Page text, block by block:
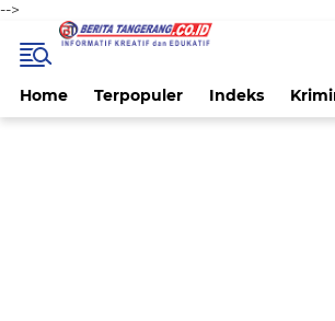
-->
Home Terpopuler Indeks